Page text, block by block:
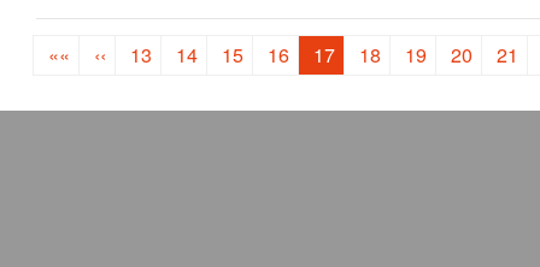
«« ‹‹ 13 14 15 16 17 18 19 20 21